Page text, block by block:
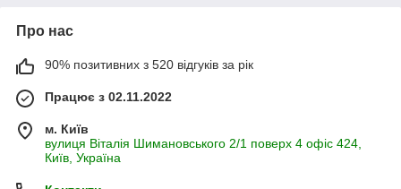
Про нас
90% позитивних з 520 відгуків за рік
Працює з 02.11.2022
м. Київ
вулиця Віталія Шимановського 2/1 поверх 4 офіс 424,
Київ, Україна